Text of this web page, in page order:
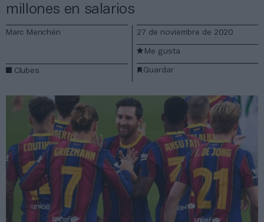
millones en salarios
Marc Menchén
Clubes
27 de noviembre de 2020
Guardar
Me gusta